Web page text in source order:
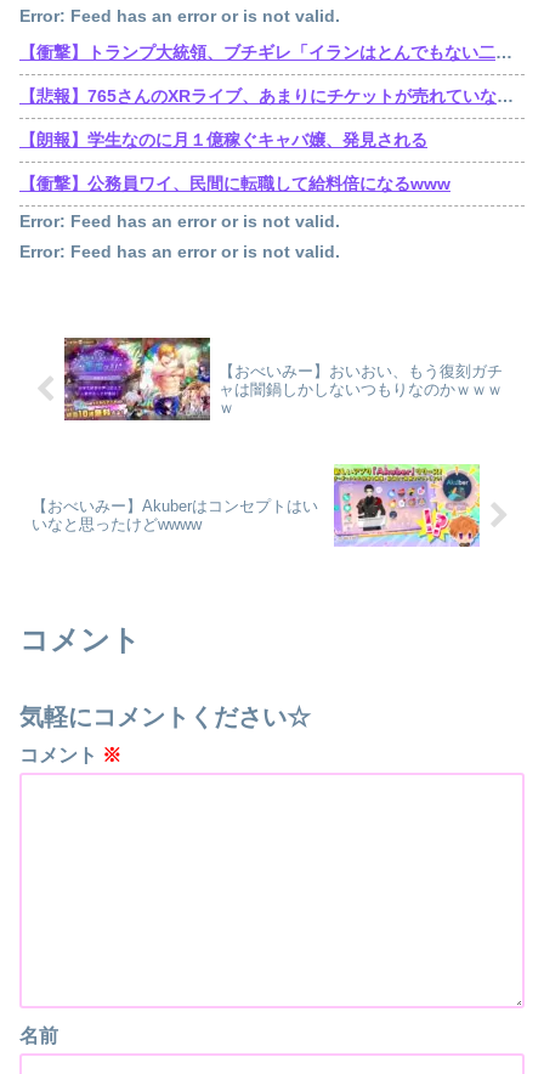
Error: Feed has an error or is not valid.
【衝撃】トランプ大統領、ブチギレ「イランはとんでもない二枚舌だ！！」←これｗｗｗｗｗ
【悲報】765さんのXRライブ、あまりにチケットが売れていないからか、事前に内容を見せてしまう大盤振る舞い
【朗報】学生なのに月１億稼ぐキャバ嬢、発見される
【衝撃】公務員ワイ、民間に転職して給料倍になるwww
Error: Feed has an error or is not valid.
Error: Feed has an error or is not valid.
【おべいみー】おいおい、もう復刻ガチ
ャは闇鍋しかしないつもりなのかｗｗｗ
ｗ
【おべいみー】Akuberはコンセプトはい
いなと思ったけどwwww
コメント
気軽にコメントください☆
コメント ※
名前